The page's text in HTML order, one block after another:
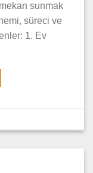
sunmak
süreci ve
1. Ev